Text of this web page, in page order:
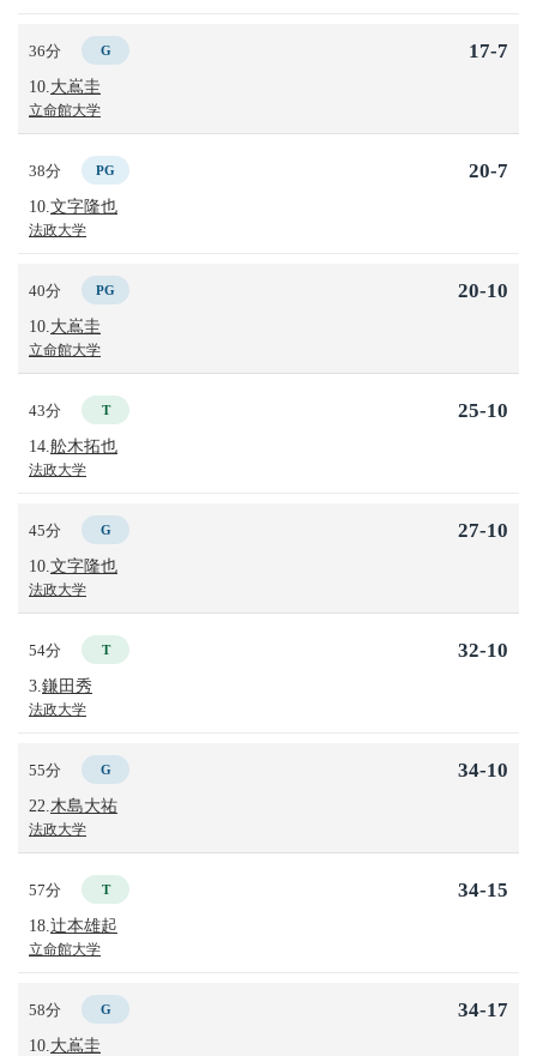
36分 G
10. 大嶌圭
立命館大学
17-7
38分 PG
10. 文字隆也
法政大学
20-7
40分 PG
10. 大嶌圭
立命館大学
20-10
43分 T
14. 舩木拓也
法政大学
25-10
45分 G
10. 文字隆也
法政大学
27-10
54分 T
3. 鎌田秀
法政大学
32-10
55分 G
22. 木島大祐
法政大学
34-10
57分 T
18. 辻本雄起
立命館大学
34-15
58分 G
10. 大嶌圭
34-17